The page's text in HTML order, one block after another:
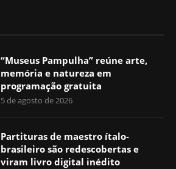
“Museus Pampulha” reúne arte,
memória e natureza em
programação gratuita
5 de agosto de 2026
Partituras de maestro ítalo-
brasileiro são redescobertas e
viram livro digital inédito